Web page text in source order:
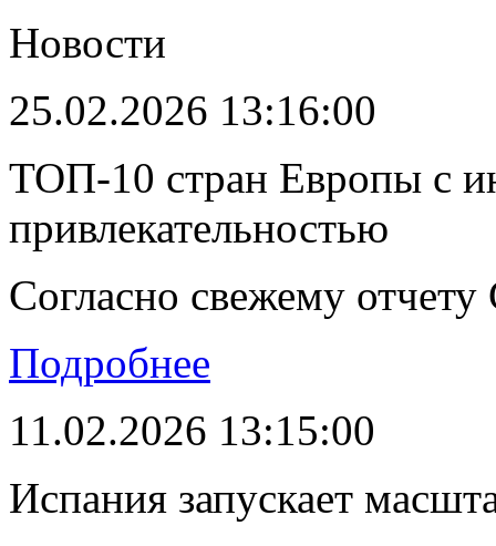
Новости
25.02.2026 13:16:00
ТОП-10 стран Европы с
привлекательностью
Согласно свежему
Подробнее
11.02.2026 13:15:00
Испания запускает